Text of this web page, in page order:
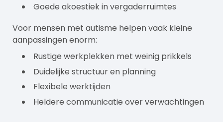
Goede akoestiek in vergaderruimtes
Voor mensen met autisme helpen vaak kleine
aanpassingen enorm:
Rustige werkplekken met weinig prikkels
Duidelijke structuur en planning
Flexibele werktijden
Heldere communicatie over verwachtingen